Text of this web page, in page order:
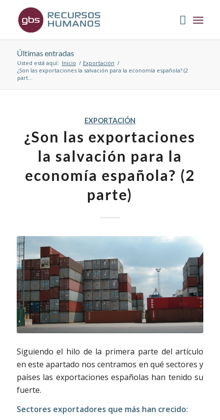
Últimas entradas
Usted está aquí: Inicio / Exportación /
¿Son las exportaciones la salvación para la economía española? (2
part...
EXPORTACIÓN
¿Son las exportaciones
la salvación para la
economía española? (2
parte)
Siguiendo el hilo de la primera parte del artículo
en este apartado nos centramos en qué sectores y
países las exportaciones españolas han tenido su
fuerte.
Sectores exportadores que más han crecido: